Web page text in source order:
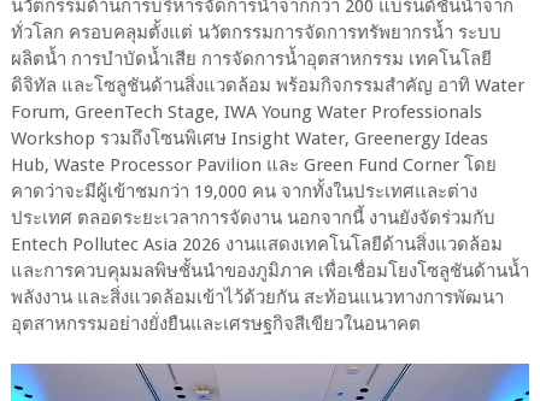
นวัตกรรมด้านการบริหารจัดการน้ำจากกว่า 200 แบรนด์ชั้นนำจาก
ทั่วโลก ครอบคลุมตั้งแต่ นวัตกรรมการจัดการทรัพยากรน้ำ ระบบ
ผลิตน้ำ การบำบัดน้ำเสีย การจัดการน้ำอุตสาหกรรม เทคโนโลยี
ดิจิทัล และโซลูชันด้านสิ่งแวดล้อม พร้อมกิจกรรมสำคัญ อาทิ Water
Forum, GreenTech Stage, IWA Young Water Professionals
Workshop รวมถึงโซนพิเศษ Insight Water, Greenergy Ideas
Hub, Waste Processor Pavilion และ Green Fund Corner โดย
คาดว่าจะมีผู้เข้าชมกว่า 19,000 คน จากทั้งในประเทศและต่าง
ประเทศ ตลอดระยะเวลาการจัดงาน นอกจากนี้ งานยังจัดร่วมกับ
Entech Pollutec Asia 2026 งานแสดงเทคโนโลยีด้านสิ่งแวดล้อม
และการควบคุมมลพิษชั้นนำของภูมิภาค เพื่อเชื่อมโยงโซลูชันด้านน้ำ
พลังงาน และสิ่งแวดล้อมเข้าไว้ด้วยกัน สะท้อนแนวทางการพัฒนา
อุตสาหกรรมอย่างยั่งยืนและเศรษฐกิจสีเขียวในอนาคต